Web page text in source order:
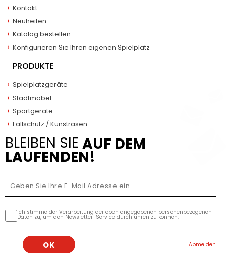
Kontakt
Neuheiten
Katalog bestellen
Konfigurieren Sie Ihren eigenen Spielplatz
PRODUKTE
Spielplatzgeräte
Stadtmöbel
Sportgeräte
Fallschutz / Kunstrasen
BLEIBEN SIE AUF DEM
LAUFENDEN!
Ich stimme der Verarbeitung der oben angegebenen personenbezogenen
Daten zu, um den Newsletter-Service durchführen zu können.